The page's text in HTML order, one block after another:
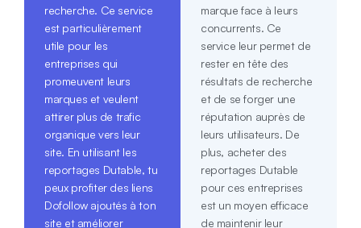
recherche. Ce service
est particulièrement
utile pour les
entreprises qui
promeuvent leurs
marques et veulent
attirer plus de trafic
organique vers leur
site. En utilisant les
reportages Dutable, tu
peux profiter des liens
Dofollow ajoutés à ton
site et améliorer
marque face à leurs
concurrents. Ce
service leur permet de
rester en tête des
résultats de recherche
et de se forger une
réputation auprès de
leurs utilisateurs. De
plus, acheter des
reportages Dutable
pour ces entreprises
est un moyen efficace
de maintenir leur